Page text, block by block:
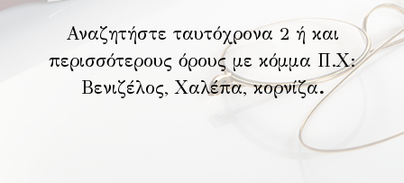
Αναζητήστε ταυτόχρονα 2 ή και
περισσότερους όρους με κόμμα Π.Χ:
Βενιζέλος, Χαλέπα, κορνίζα.